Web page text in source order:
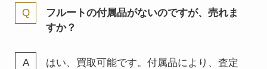
フルートの付属品がないのですが、売れま
すか？
はい、買取可能です。付属品により、査定